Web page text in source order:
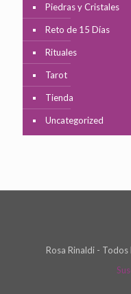
Piedras y Cristales
Reto de 15 Días
Rituales
Tarot
Tienda
Uncategorized
Rosa Rinaldi -